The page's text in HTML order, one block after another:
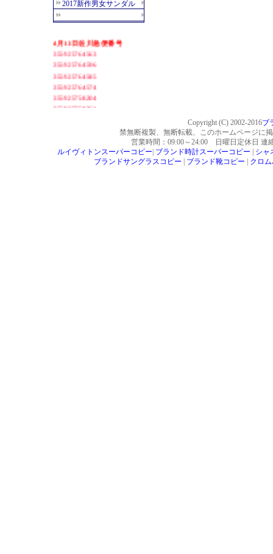
Copyright (C) 2002-2016ブ
禁無断複製、無断転載、このホームページに
営業時間：09:00～24:00 日曜日定休日 連
ルイヴィトンスーパーコピー ブランド時計スーパーコピー
シャ
ブランドサングラスコピー
ブランド靴コピー クロ